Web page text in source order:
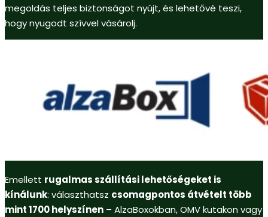
megoldás teljes biztonságot nyújt, és lehetővé teszi,
hogy nyugodt szívvel vásárolj.
Emellett rugalmas szállítási lehetőségeket is
kínálunk: választhatsz csomagpontos átvételt több
mint 1700 helyszínen – AlzaBoxokban, OMV kutakon vagy